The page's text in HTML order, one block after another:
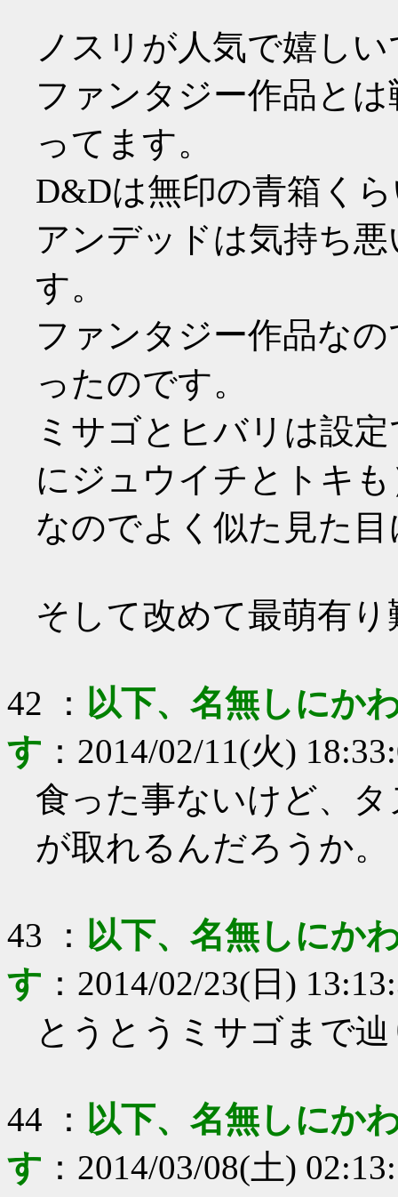
ノスリが人気で嬉し
ファンタジー作品と
ってます。
D&Dは無印の青箱く
アンデッドは気持ち
す。
ファンタジー作品な
ったのです。
ミサゴとヒバリは設
にジュウイチとトキ
なのでよく似た見た
そして改めて最萌有
42 ： 以下、名無しにか
す ： 2014/02/11(火)
食った事ないけど、
が取れるんだろうか。
43 ： 以下、名無しにか
す ： 2014/02/23(日)
とうとうミサゴまで
44 ： 以下、名無しにか
す ： 2014/03/08(土)